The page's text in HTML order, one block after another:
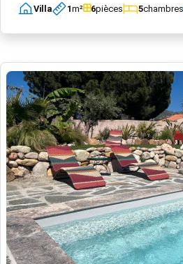
Villa 1m² 6pièces 5chambres